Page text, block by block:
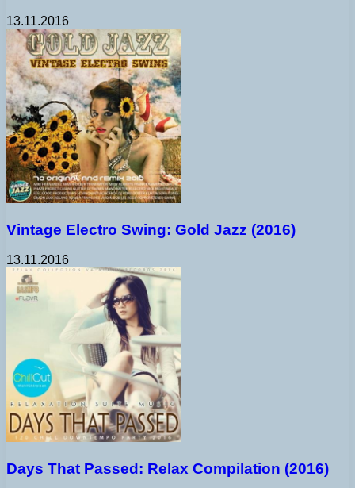
13.11.2016
Vintage Electro Swing: Gold Jazz (2016)
13.11.2016
Days That Passed: Relax Compilation (2016)